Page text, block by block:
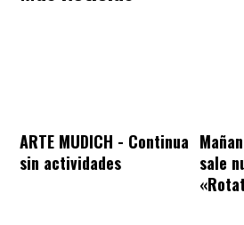
ARTE MUDICH - Continua
sin actividades
sale